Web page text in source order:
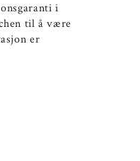
i
til å være
er